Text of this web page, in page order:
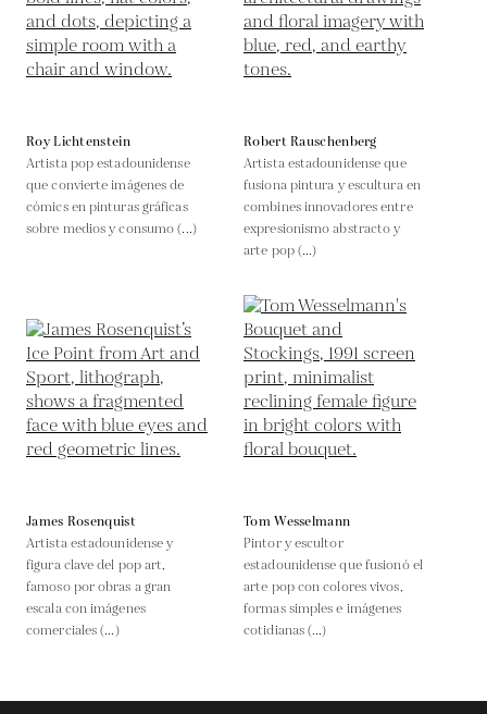
Roy Lichtenstein
Artista pop estadounidense
que convierte imágenes de
cómics en pinturas gráficas
sobre medios y consumo (...)
Robert Rauschenberg
Artista estadounidense que
fusiona pintura y escultura en
combines innovadores entre
expresionismo abstracto y
arte pop (...)
James Rosenquist
Artista estadounidense y
figura clave del pop art,
famoso por obras a gran
escala con imágenes
comerciales (...)
Tom Wesselmann
Pintor y escultor
estadounidense que fusionó el
arte pop con colores vivos,
formas simples e imágenes
cotidianas (...)